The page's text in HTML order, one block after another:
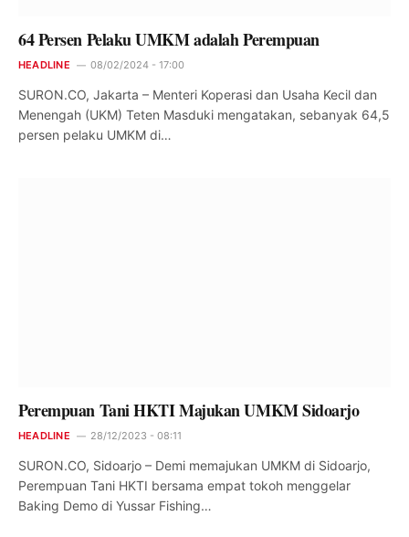
64 Persen Pelaku UMKM adalah Perempuan
HEADLINE 08/02/2024 - 17:00
SURON.CO, Jakarta – Menteri Koperasi dan Usaha Kecil dan
Menengah (UKM) Teten Masduki mengatakan, sebanyak 64,5
persen pelaku UMKM di…
Perempuan Tani HKTI Majukan UMKM Sidoarjo
HEADLINE 28/12/2023 - 08:11
SURON.CO, Sidoarjo – Demi memajukan UMKM di Sidoarjo,
Perempuan Tani HKTI bersama empat tokoh menggelar
Baking Demo di Yussar Fishing…